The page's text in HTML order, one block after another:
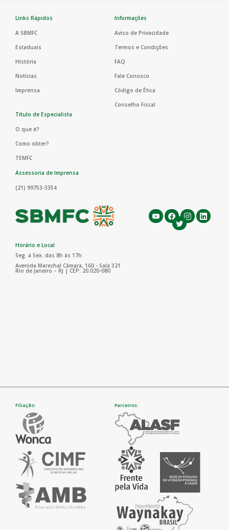
Links Rápidos
A SBMFC
Estaduais
História
Notícias
Imprensa
Informações
Aviso de Privacidade
Termos e Condições
FAQ
Fale Conosco
Código de Ética
Conselho Fiscal
Título de Especialista
O que é?
Como obter?
TEMFC
Assessoria de Imprensa
(21) 99753-3354
Horário e Local
Seg. à Sex. das 8h às 17h
Avenida Marechal Câmara, 160 - Sala 321
Rio de Janeiro – RJ | CEP: 20.020-080
Filiação: Parceiros: